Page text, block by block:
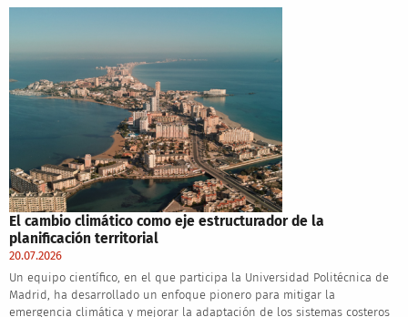
El cambio climático como eje estructurador de la
planificación territorial
20.07.2026
Un equipo científico, en el que participa la Universidad Politécnica de
Madrid, ha desarrollado un enfoque pionero para mitigar la
emergencia climática y mejorar la adaptación de los sistemas costeros